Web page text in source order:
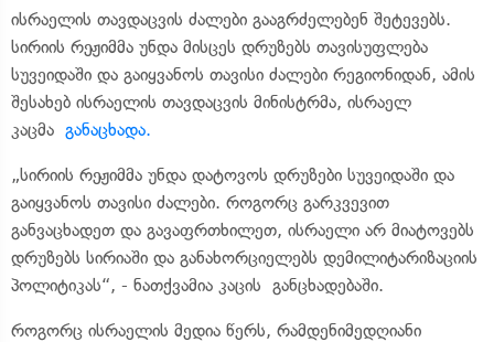
ისრაელის თავდაცვის ძალები გააგრძელებენ შეტევებს.
სირიის რეჟიმმა უნდა მისცეს დრუზებს თავისუფლება
სუვეიდაში და გაიყვანოს თავისი ძალები რეგიონიდან, ამის
შესახებ ისრაელის თავდაცვის მინისტრმა, ისრაელ
კაცმა განაცხადა.
„სირიის რეჟიმმა უნდა დატოვოს დრუზები სუვეიდაში და
გაიყვანოს თავისი ძალები. როგორც გარკვევით
განვაცხადეთ და გავაფრთხილეთ, ისრაელი არ მიატოვებს
დრუზებს სირიაში და განახორციელებს დემილიტარიზაციის
პოლიტიკას“, - ნათქვამია კაცის განცხადებაში.
როგორც ისრაელის მედია წერს, რამდენიმედღიანი